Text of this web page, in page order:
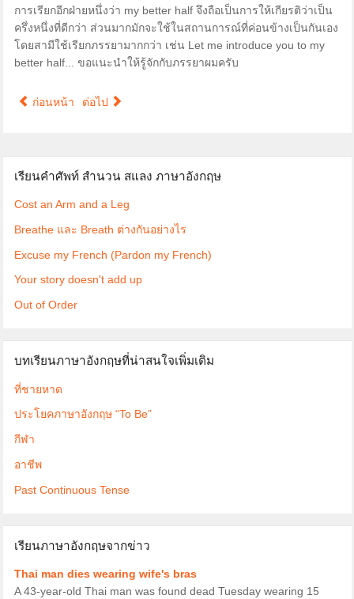
การเรียกอีกฝ่ายหนึ่งว่า my better half จึงถือเป็นการให้เกียรติว่าเป็น
ครึ่งหนึ่งที่ดีกว่า ส่วนมากมักจะใช้ในสถานการณ์ที่ค่อนข้างเป็นกันเอง
โดยสามีใช้เรียกภรรยามากกว่า เช่น Let me introduce you to my
better half... ขอแนะนำให้รู้จักกับภรรยาผมครับ
ก่อนหน้า ต่อไป
เรียนคำศัพท์ สำนวน สแลง ภาษาอังกฤษ
Cost an Arm and a Leg
Breathe และ Breath ต่างกันอย่างไร
Excuse my French (Pardon my French)
Your story doesn't add up
Out of Order
บทเรียนภาษาอังกฤษที่น่าสนใจเพิ่มเติม
ที่ชายหาด
ประโยคภาษาอังกฤษ “To Be”
กีฬา
อาชีพ
Past Continuous Tense
เรียนภาษาอังกฤษจากข่าว
Thai man dies wearing wife's bras
A 43-year-old Thai man was found dead Tuesday wearing 15